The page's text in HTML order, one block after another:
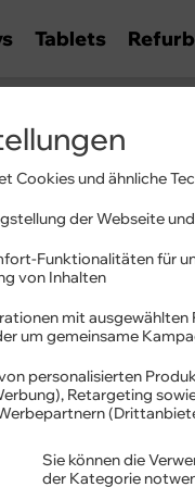
Tablets
Act
0
der Anordnung:
Cookies und ähnliche
der Webseite
Funktionalitäten für
von Inhalten
mit ausgewählten
um gemeinsame
personalisierten
Retargeting
Sie können die
der Kategorie